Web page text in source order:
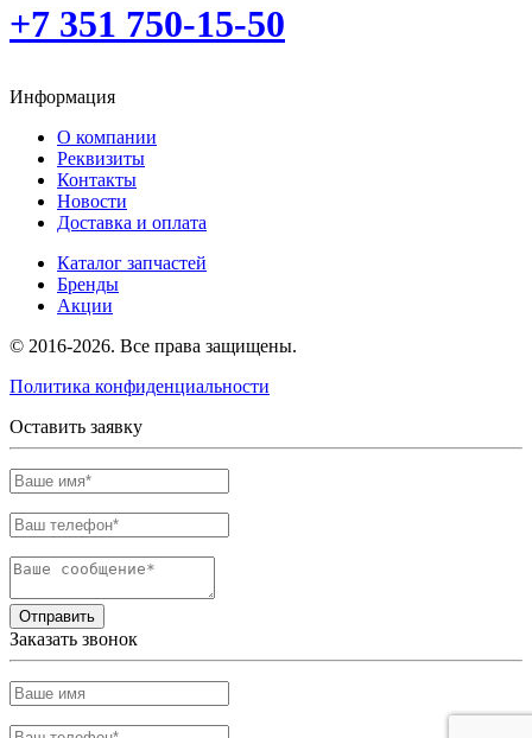
+7 351 750-15-50
Информация
О компании
Реквизиты
Контакты
Новости
Доставка и оплата
Каталог запчастей
Бренды
Акции
© 2016-2026. Все права защищены.
Политика конфиденциальности
Оставить заявку
Отправить
Заказать звонок